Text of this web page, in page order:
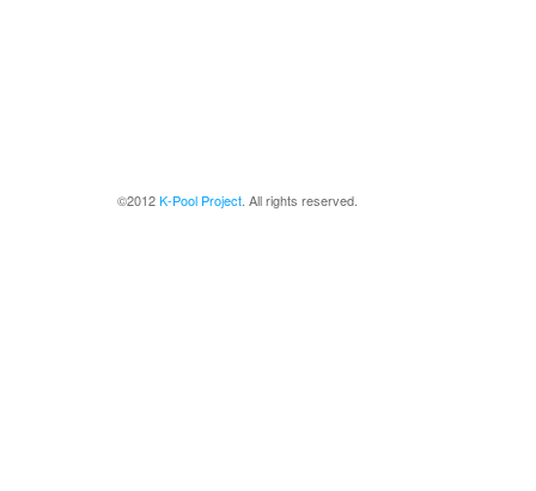
©2012K-Pool Project . All rights reserved.